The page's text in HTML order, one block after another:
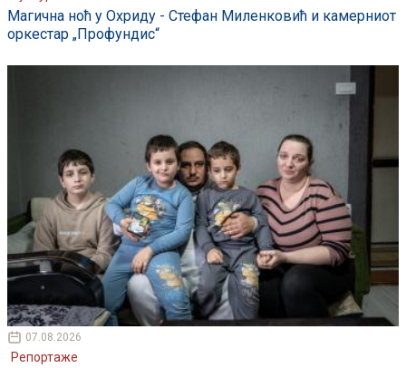
Магична ноћ у Охриду - Стефан Миленковић и камерниот
оркестар „Профундис“
07.08.2026
Репортаже